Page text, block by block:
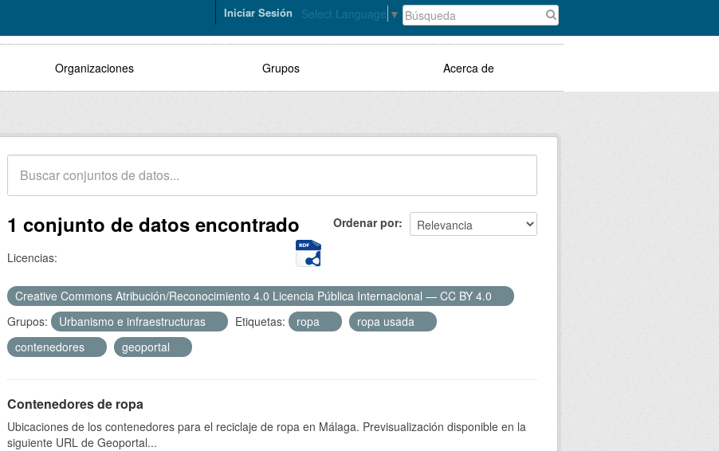
Select Language ▼
Iniciar Sesión
Organizaciones Grupos Acerca de
Ordenar por
1 conjunto de datos encontrado
Licencias:
Creative Commons Atribución/Reconocimiento 4.0 Licencia Pública Internacional — CC BY 4.0
Grupos:
Urbanismo e infraestructuras Etiquetas: ropa
ropa usada
contenedores
geoportal
Contenedores de ropa
Ubicaciones de los contenedores para el reciclaje de ropa en Málaga. Previsualización disponible en la
siguiente URL de Geoportal...